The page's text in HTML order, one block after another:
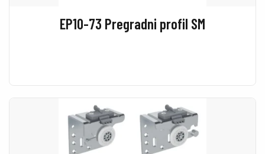
EP10-73 Pregradni profil SM